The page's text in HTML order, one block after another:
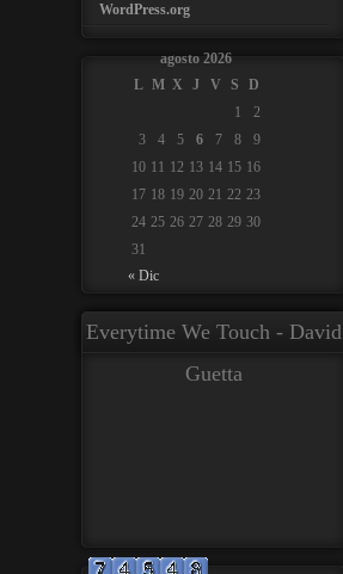
WordPress.org
agosto 2026
L M X J V S
D
1
2
3
4 5 6 7 8
9
10 11 12 13 14 15 16
17 18 19 20 21 22 23
24 25 26 27 28 29 30
31
« Dic
Everytime We Touch - David
Guetta